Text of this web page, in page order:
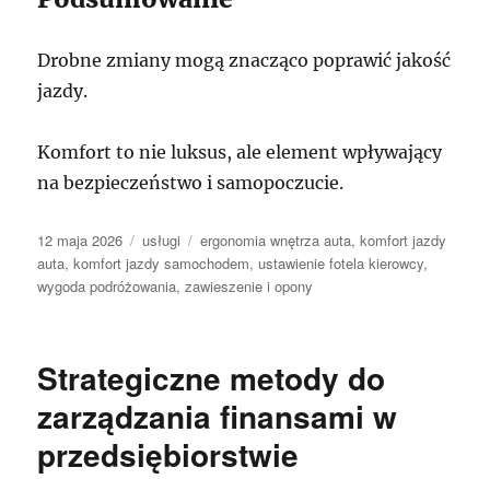
Drobne zmiany mogą znacząco poprawić jakość
jazdy.
Komfort to nie luksus, ale element wpływający
na bezpieczeństwo i samopoczucie.
Data
publikacji
12 maja 2026 Kategorie
usługi Tagi
ergonomia wnętrza auta,komfort jazdy
auta,komfort jazdy samochodem, ustawienie fotela kierowcy,
wygoda podróżowania,zawieszenie i opony
Strategiczne metody do
zarządzania finansami w
przedsiębiorstwie